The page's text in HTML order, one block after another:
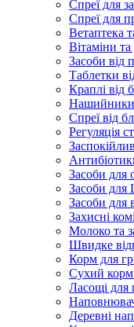
Спреї для
Спреї для
Ветаптека
Вітаміни
Засоби від
Таблетки
Краплі від
Нашийники
Спреї від
Регуляція
Засоби для
Засоби для
Засоби для
Захисні
Молоко та
Швидке
Корм для
Сухий корм
Ласощі для
Деревні